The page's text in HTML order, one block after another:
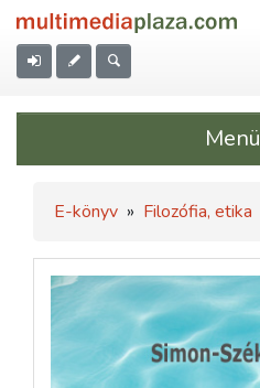
Menü
E-könyv » Filozófia, etika